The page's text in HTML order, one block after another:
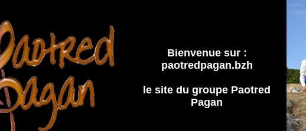
Bienvenue sur :
paotredpagan.bzh
le site du groupe Paotred
Pagan